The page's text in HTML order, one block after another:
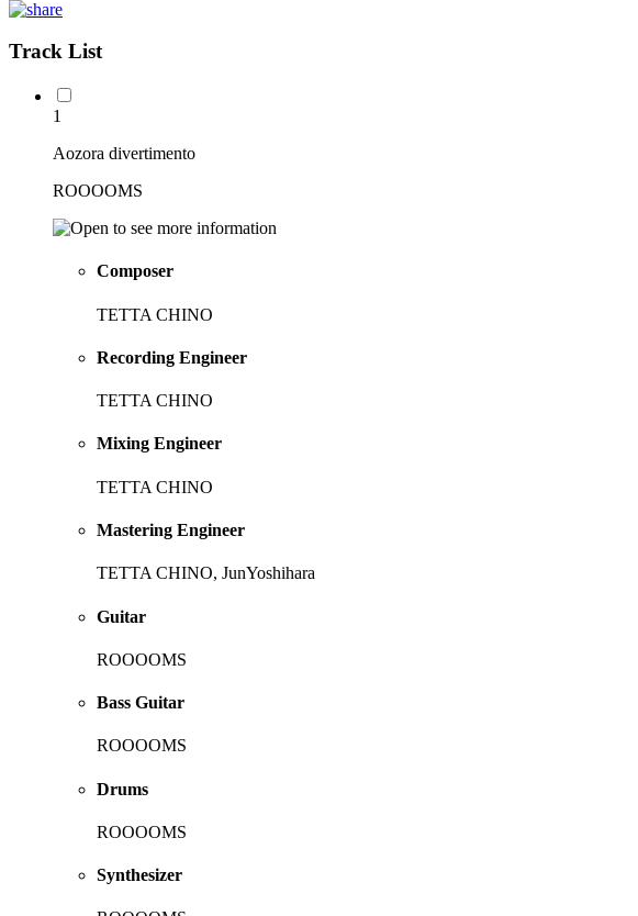
Track List
1
Aozora divertimento
ROOOOMS
Composer
TETTA CHINO
Recording Engineer
TETTA CHINO
Mixing Engineer
TETTA CHINO
Mastering Engineer
TETTA CHINO, JunYoshihara
Guitar
ROOOOMS
Bass Guitar
ROOOOMS
Drums
ROOOOMS
Synthesizer